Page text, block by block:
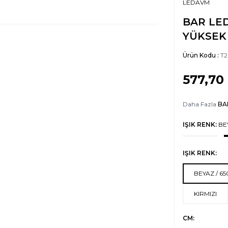
LEDAVM
BAR
Ürün Kodu :
577,70
Daha Fazla
IŞIK RENK:
IŞIK RENK:
BEYAZ /
KIRMIZI
CM: